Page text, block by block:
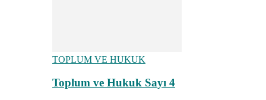
TOPLUM VE HUKUK
Toplum ve Hukuk Sayı 4